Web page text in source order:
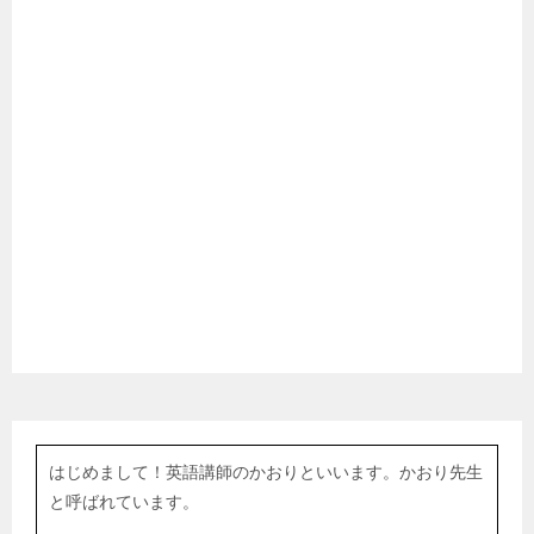
はじめまして！英語講師のかおりといいます。かおり先生
と呼ばれています。